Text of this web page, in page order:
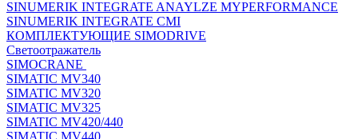
SINUMERIK INTEGRATE ANAYLZE MYPERFORMANCE
SINUMERIK INTEGRATE CMI
КОМПЛЕКТУЮЩИЕ SIMODRIVE
Светоотражатель
SIMOCRANE
SIMATIC MV340
SIMATIC MV320
SIMATIC MV325
SIMATIC MV420/440
SIMATIC MV440